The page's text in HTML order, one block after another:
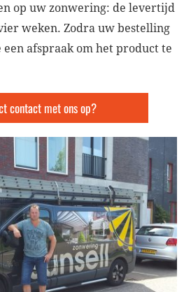
op uw zonwering: de levertijd
weken. Zodra uw bestelling
afspraak om het product te
contact met ons op?